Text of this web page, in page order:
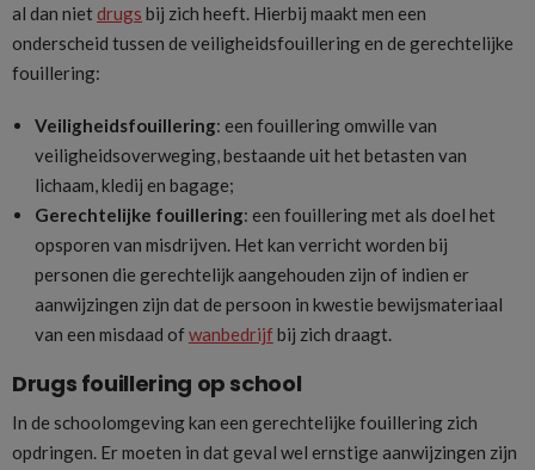
al dan nietdrugs bij zich heeft. Hierbij maakt men een
onderscheid tussen de veiligheidsfouillering en de gerechtelijke
fouillering:
Veiligheidsfouillering: een fouillering omwille van
veiligheidsoverweging, bestaande uit het betasten van
lichaam, kledij en bagage;
Gerechtelijke fouillering: een fouillering met als doel het
opsporen van misdrijven. Het kan verricht worden bij
personen die gerechtelijk aangehouden zijn of indien er
aanwijzingen zijn dat de persoon in kwestie bewijsmateriaal
van een misdaad ofwanbedrijf bij zich draagt.
Drugs fouillering op school
In de schoolomgeving kan een gerechtelijke fouillering zich
opdringen. Er moeten in dat geval wel ernstige aanwijzingen zijn